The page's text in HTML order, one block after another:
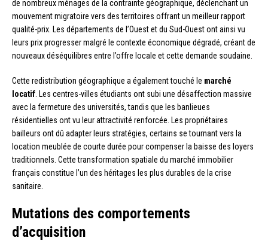
de nombreux ménages de la contrainte géographique, déclenchant un
mouvement migratoire vers des territoires offrant un meilleur rapport
qualité-prix. Les départements de l’Ouest et du Sud-Ouest ont ainsi vu
leurs prix progresser malgré le contexte économique dégradé, créant de
nouveaux déséquilibres entre l’offre locale et cette demande soudaine.
Cette redistribution géographique a également touché le marché
locatif . Les centres-villes étudiants ont subi une désaffection massive
avec la fermeture des universités, tandis que les banlieues
résidentielles ont vu leur attractivité renforcée. Les propriétaires
bailleurs ont dû adapter leurs stratégies, certains se tournant vers la
location meublée de courte durée pour compenser la baisse des loyers
traditionnels. Cette transformation spatiale du marché immobilier
français constitue l’un des héritages les plus durables de la crise
sanitaire.
Mutations des comportements
d’acquisition